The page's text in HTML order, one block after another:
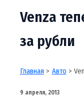
Venza
за рубли
Главная Авто
9 апреля, 2013